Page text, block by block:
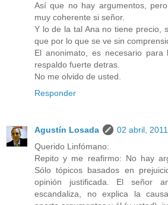
Así que no hay argumentos,
muy coherente si señor.
Y lo de la tal Ana no tiene precio,
que por lo que se ve sin
El anonimato, es necesario
respaldo fuerte detras.
No me olvido de usted.
Responder
Agustín Losada
02 abril,
Querido Linfómano:
Repito y me reafirmo: No hay
Sólo tópicos basados en
opinión justificada. El señor
escandaliza, no explica la